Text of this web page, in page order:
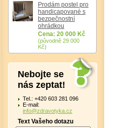
Prodám postel pro
handicapované s
bezpečnostní
ohrádkou
Cena: 20 000 Kč
(původně 29 000
Kč)
Nebojte se
nás zeptat!
Tel.: +420 603 281 096
E-mail:
info@zdravotyka.cz
Text Vašeho dotazu